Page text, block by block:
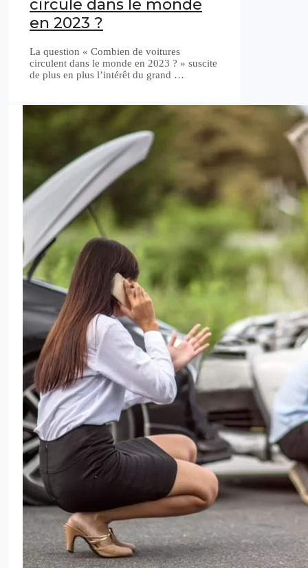
circule dans le monde
en 2023 ?
La question « Combien de voitures
circulent dans le monde en 2023 ? » suscite
de plus en plus l’intérêt du grand …